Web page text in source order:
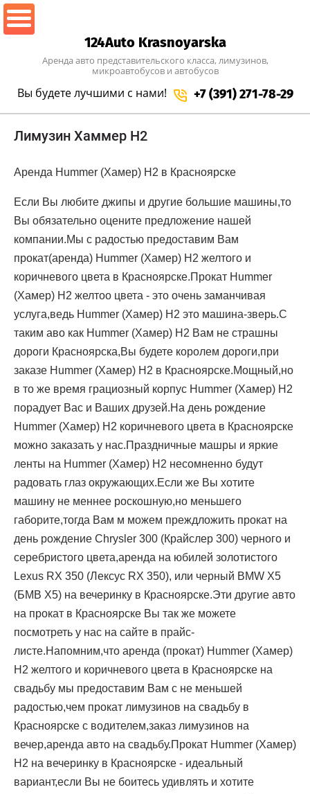
124Auto Krasnoyarska
Аренда авто представительского класса, лимузинов,
микроавтобусов и автобусов
Вы будете лучшими с нами! +7 (391) 271-78-29
Лимузин Хаммер H2
Аренда Hummer (Хамер) H2 в Красноярске
Если Вы любите джипы и другие большие машины,то
Вы обязательно оцените предложение нашей
компании.Мы с радостью предоставим Вам
прокат(аренда) Hummer (Хамер) H2 желтого и
коричневого цвета в Красноярске.Прокат Hummer
(Хамер) H2 желтоо цвета - это очень заманчивая
услуга,ведь Hummer (Хамер) H2 это машина-зверь.С
таким аво как Hummer (Хамер) H2 Вам не страшны
дороги Красноярска,Вы будете королем дороги,при
заказе Hummer (Хамер) H2 в Красноярске.Мощный,но
в то же время грациозный корпус Hummer (Хамер) H2
порадует Вас и Ваших друзей.На день рождение
Hummer (Хамер) H2 коричневого цвета в Красноярске
можно заказать у нас.Праздничные машры и яркие
ленты на Hummer (Хамер) H2 несомненно будут
радовать глаз окружающих.Если же Вы хотите
машину не меннее роскошную,но меньшего
габорите,тогда Вам м можем преждложить прокат на
день рождение Chrysler 300 (Крайслер 300) черного и
серебристого цвета,аренда на юбилей золотистого
Lexus RX 350 (Лексус RX 350), или черный BMW X5
(БМВ Х5) на вечеринку в Красноярске.Эти другие авто
на прокат в Красноярске Вы так же можете
посмотреть у нас на сайте в прайс-
листе.Напомним,что аренда (прокат) Hummer (Хамер)
H2 желтого и коричневого цвета в Красноярске на
свадьбу мы предоставим Вам с не меньшей
радостью,чем прокат лимузинов на свадьбу в
Красноярске с водителем,заказ лимузинов на
вечер,аренда авто на свадьбу.Прокат Hummer (Хамер)
H2 на вечеринку в Красноярске - идеальный
вариант,если Вы не боитесь удивлять и хотите